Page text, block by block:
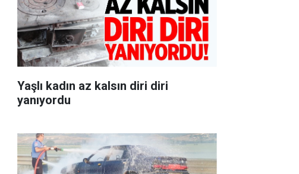
Yaşlı kadın az kalsın diri diri
yanıyordu